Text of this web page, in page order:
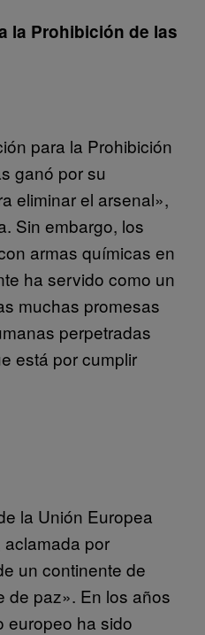
la Prohibición de las
para la Prohibición
ganó por su
eliminar el arsenal»,
Sin embargo, los
armas químicas en
ha servido como un
muchas promesas
perpetradas
está por cumplir
la Unión Europea
por
un continente de
de paz». En los años
europeo ha sido